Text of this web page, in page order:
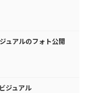
ュアルのフォト公開
ジュアル